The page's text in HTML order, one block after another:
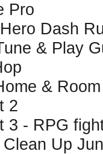
Pro
Dash
& Play
&
2
3 - RPG
Up